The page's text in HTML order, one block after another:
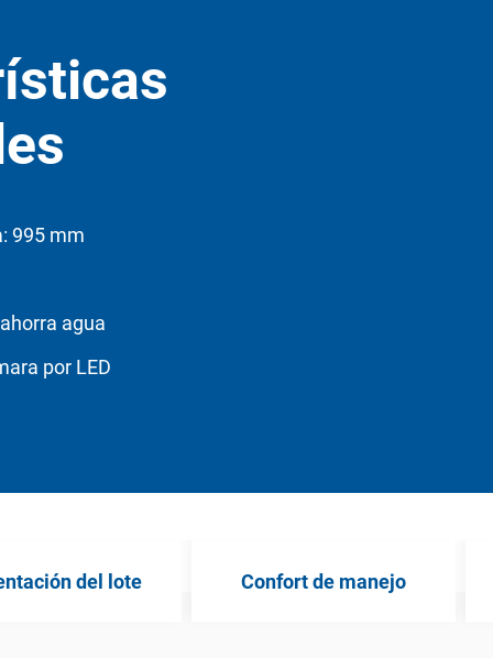
995 mm
agua
por LED
del lote Confort de manejo